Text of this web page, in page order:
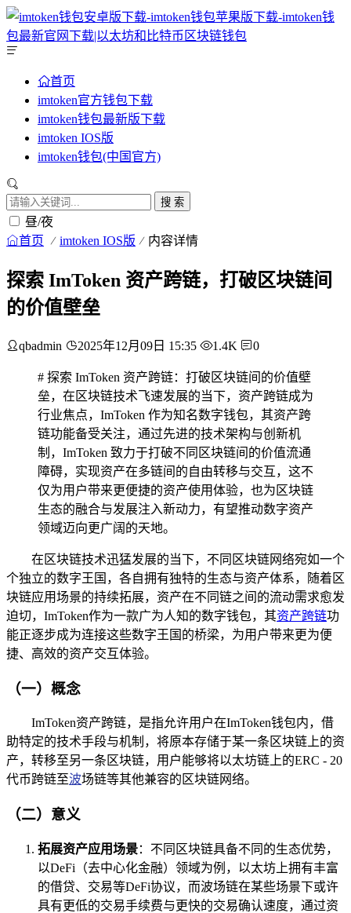
首页
imtoken官方钱包下载
imtoken钱包最新版下载
imtoken IOS版
imtoken钱包(中国官方)
搜 索
昼/夜
首页 imtoken IOS版 内容详情
探索 ImToken 资产跨链，打破区块链间
的价值壁垒
qbadmin 2025年12月09日 15:35 1.4K 0
# 探索 ImToken 资产跨链：打破区块链间的价值壁
垒，在区块链技术飞速发展的当下，资产跨链成为
行业焦点，ImToken 作为知名数字钱包，其资产跨
链功能备受关注，通过先进的技术架构与创新机
制，ImToken 致力于打破不同区块链间的价值流通
障碍，实现资产在多链间的自由转移与交互，这不
仅为用户带来更便捷的资产使用体验，也为区块链
生态的融合与发展注入新动力，有望推动数字资产
领域迈向更广阔的天地。
在区块链技术迅猛发展的当下，不同区块链网络宛如一个
个独立的数字王国，各自拥有独特的生态与资产体系，随着区
块链应用场景的持续拓展，资产在不同链之间的流动需求愈发
迫切，ImToken作为一款广为人知的数字钱包，其资产跨链功
能正逐步成为连接这些数字王国的桥梁，为用户带来更为便
捷、高效的资产交互体验。
（一）概念
ImToken资产跨链，是指允许用户在ImToken钱包内，借
助特定的技术手段与机制，将原本存储于某一条区块链上的资
产，转移至另一条区块链，用户能够将以太坊链上的ERC - 20
代币跨链至波场链等其他兼容的区块链网络。
（二）意义
拓展资产应用场景：不同区块链具备不同的生态优势，
以DeFi（去中心化金融）领域为例，以太坊上拥有丰富
的借贷、交易等DeFi协议，而波场链在某些场景下或许
具有更低的交易手续费与更快的交易确认速度，通过资